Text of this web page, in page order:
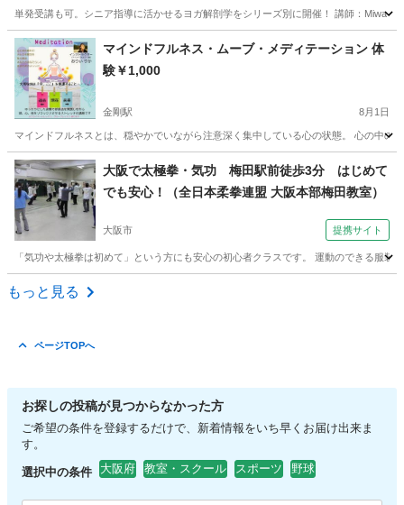
単発受講も可。シニア指導に活かせるヨガ解剖学をシリーズ別に開催！ 講師：Miwa
大阪 大阪市 堺筋本町駅 解剖学
マインドフルネス・ムーブ・メディテーション 体
験￥1,000
金剛駅 8月1日
マインドフルネスとは、穏やかでいながら注意深く集中している心の状態。 心の中
大阪 大阪狭山市 金剛駅 ヨガ マインドフルネス
大阪で太極拳・気功 梅田駅前徒歩3分 はじめて
でも安心！（全日本柔拳連盟 大阪本部梅田教室）
大阪市 提携サイト
「気功や太極拳は初めて」という方にも安心の初心者クラスです。 運動のできる服
大阪 大阪市
もっと見る
ページTOPへ
お探しの投稿が見つからなかった方
ご希望の条件を登録するだけで、新着情報をいち早くお届け出来ま
す。
選択中の条件 大阪府 教室・スクール スポーツ 野球